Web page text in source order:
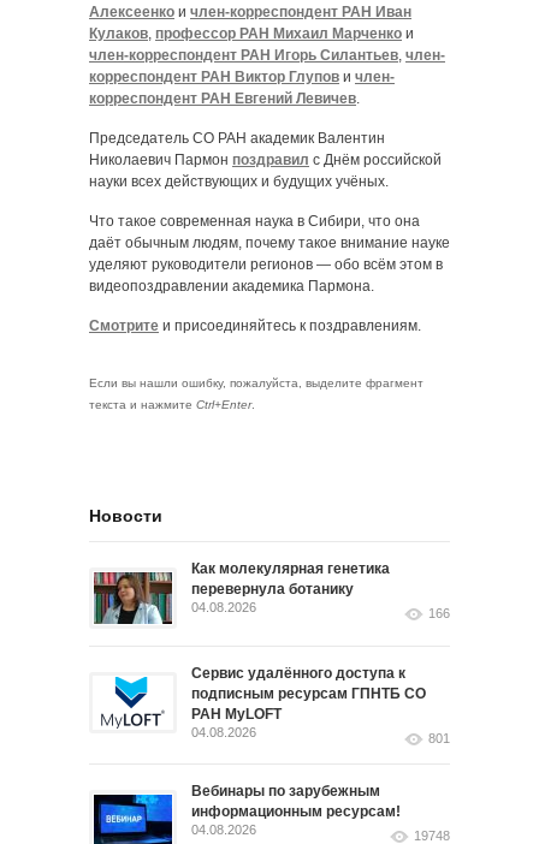
Алексеенко и член-корреспондент РАН Иван
Кулаков, профессор РАН Михаил Марченко и
член-корреспондент РАН Игорь Силантьев, член-
корреспондент РАН Виктор Глупов и член-
корреспондент РАН Евгений Левичев.
Председатель СО РАН академик Валентин
Николаевич Пармон поздравил с Днём российской
науки всех действующих и будущих учёных.
Что такое современная наука в Сибири, что она
даёт обычным людям, почему такое внимание науке
уделяют руководители регионов — обо всём этом в
видеопоздравлении академика Пармона.
Смотрите и присоединяйтесь к поздравлениям.
Если вы нашли ошибку, пожалуйста, выделите фрагмент
текста и нажмите Ctrl+Enter.
Новости
Как молекулярная генетика
перевернула ботанику
04.08.2026 166
Сервис удалённого доступа к
подписным ресурсам ГПНТБ СО
РАН MyLOFT
04.08.2026 801
Вебинары по зарубежным
информационным ресурсам!
04.08.2026 19748